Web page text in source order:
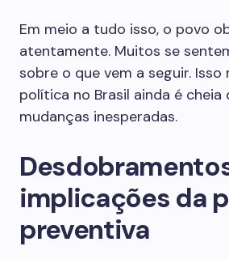
Em meio a tudo isso, o povo
atentamente. Muitos se
sobre o que vem a seguir.
política no Brasil ainda é cheia
mudanças inesperadas.
implicações da
preventiva